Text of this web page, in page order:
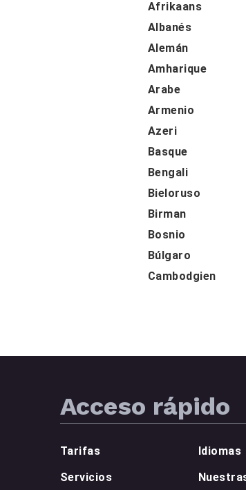
Afrikaans
Albanés
Alemán
Amharique
Arabe
Armenio
Azeri
Basque
Bengali
Bieloruso
Birman
Bosnio
Búlgaro
Cambodgien
Acceso rápido
Tarifas
Servicios
Idiomas